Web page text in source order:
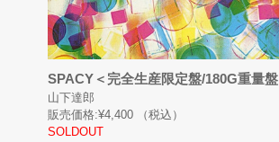
SPACY＜完全生産限定盤/180G重量盤
山下達郎
販売価格:¥4,400
（税込）
SOLDOUT